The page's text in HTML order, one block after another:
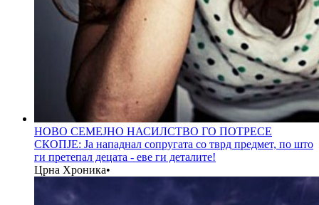
НОВО СЕМЕЈНО НАСИЛСТВО ГО ПОТРЕСЕ
СКОПЈЕ: Ја нападнал сопругата со тврд предмет, по што
ги претепал децата - еве ги деталите!
Црна Хроника•